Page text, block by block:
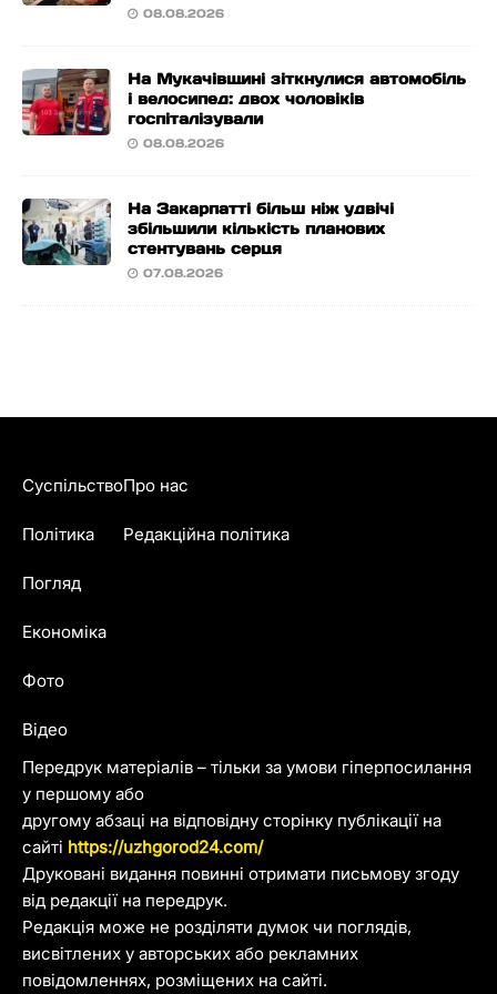
08.08.2026
На Мукачівщині зіткнулися автомобіль
і велосипед: двох чоловіків
госпіталізували
08.08.2026
На Закарпатті більш ніж удвічі
збільшили кількість планових
стентувань серця
07.08.2026
Передрук матеріалів – тільки за умови гіперпосилання
у першому або
другому абзаці на відповідну сторінку публікації на
сайті https://uzhgorod24.com/
Друковані видання повинні отримати письмову згоду
від редакції на передрук.
Редакція може не розділяти думок чи поглядів,
висвітлених у авторських або рекламних
повідомленнях, розміщених на сайті.
Суспільство
Політика
Погляд
Економіка
Фото
Відео
Про нас
Редакційна політика